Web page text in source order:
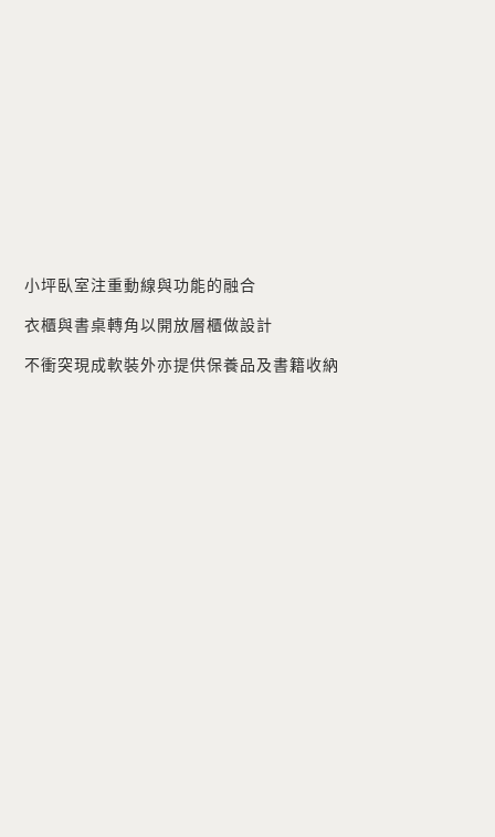
小坪臥室注重動線與功能的融合
衣櫃與書桌轉角以開放層櫃做設計
不衝突現成軟裝外亦提供保養品及書籍收納